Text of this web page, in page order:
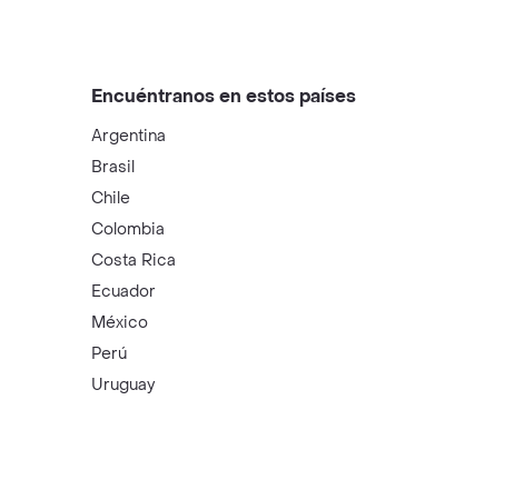
Encuéntranos en estos países
Argentina
Brasil
Chile
Colombia
Costa Rica
Ecuador
México
Perú
Uruguay